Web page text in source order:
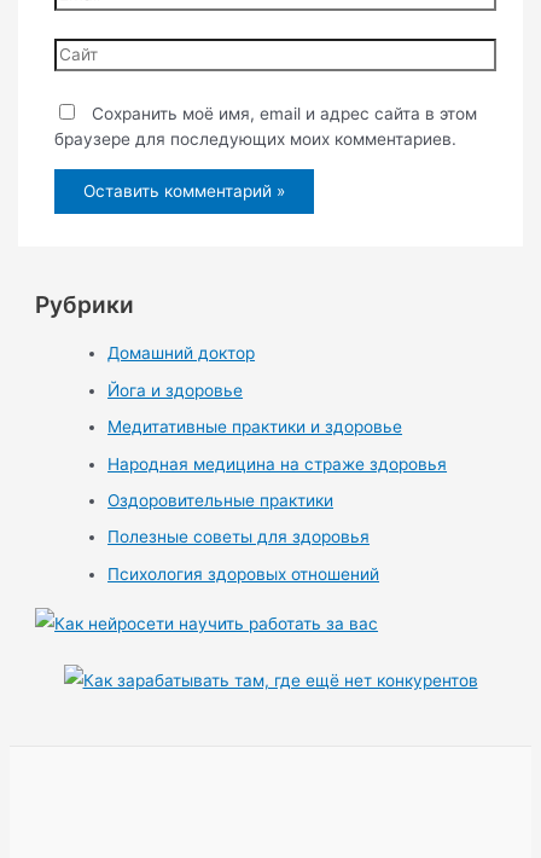
Сайт
Сохранить моё имя, email и адрес сайта в этом
браузере для последующих моих комментариев.
Рубрики
Домашний доктор
Йога и здоровье
Медитативные практики и здоровье
Народная медицина на страже здоровья
Оздоровительные практики
Полезные советы для здоровья
Психология здоровых отношений